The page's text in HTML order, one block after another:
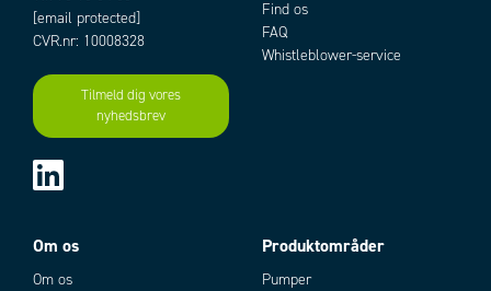
Temperaturområde til 93 °C
Tryk 13,8 bar
13,8 bar
Ventil type
[email protected]
CVR.nr: 10008328
Tilmeld dig vores
nyhedsbrev
Find os
FAQ
Whistleblower-service
Om os
Om os
Produktområder
Pumper